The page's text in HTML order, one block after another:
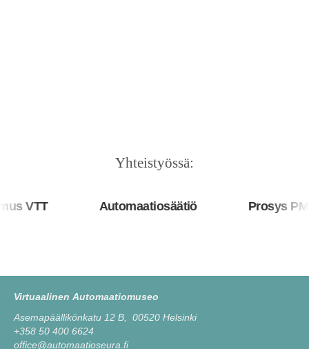
Yhteistyössä:
VTT Automaatiosäätiö Prosys PMS
Virtuaalinen Automaatiomuseo
Asemapäällikönkatu 12 B, 00520 Helsinki
+358 50 400 6624
office@automaatioseura.fi